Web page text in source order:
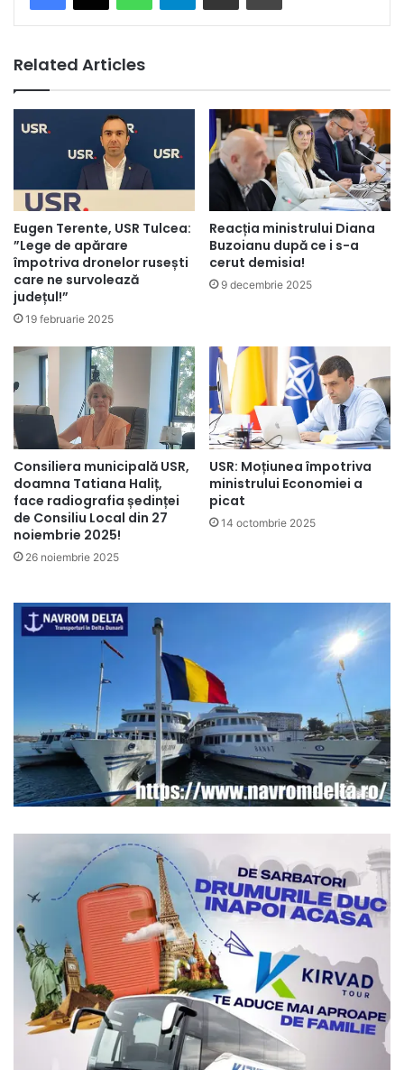
Related Articles
Eugen Terente, USR Tulcea:
”Lege de apărare
împotriva dronelor rusești
care ne survolează
județul!”
19 februarie 2025
Reacția ministrului Diana
Buzoianu după ce i s-a
cerut demisia!
9 decembrie 2025
Consiliera municipală USR,
doamna Tatiana Haliț,
face radiografia ședinței
de Consiliu Local din 27
noiembrie 2025!
26 noiembrie 2025
USR: Moțiunea împotriva
ministrului Economiei a
picat
14 octombrie 2025